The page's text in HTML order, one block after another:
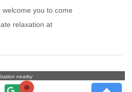
you to come
relaxation at
nearby